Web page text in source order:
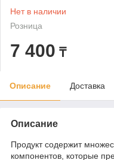
Нет в наличии
Розница
7 400 ₸
Описание Доставка
Описание
Продукт содержит
компонентов, которые